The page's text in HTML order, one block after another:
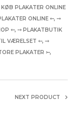
PLAKATER ONLINE
ONLINE ⤌, ⤍
⤌, ⤍ PLAKATBUTIK
VÆRELSET ⤌, ⤍
PLAKATER ⤚,
NEXT PRODUCT